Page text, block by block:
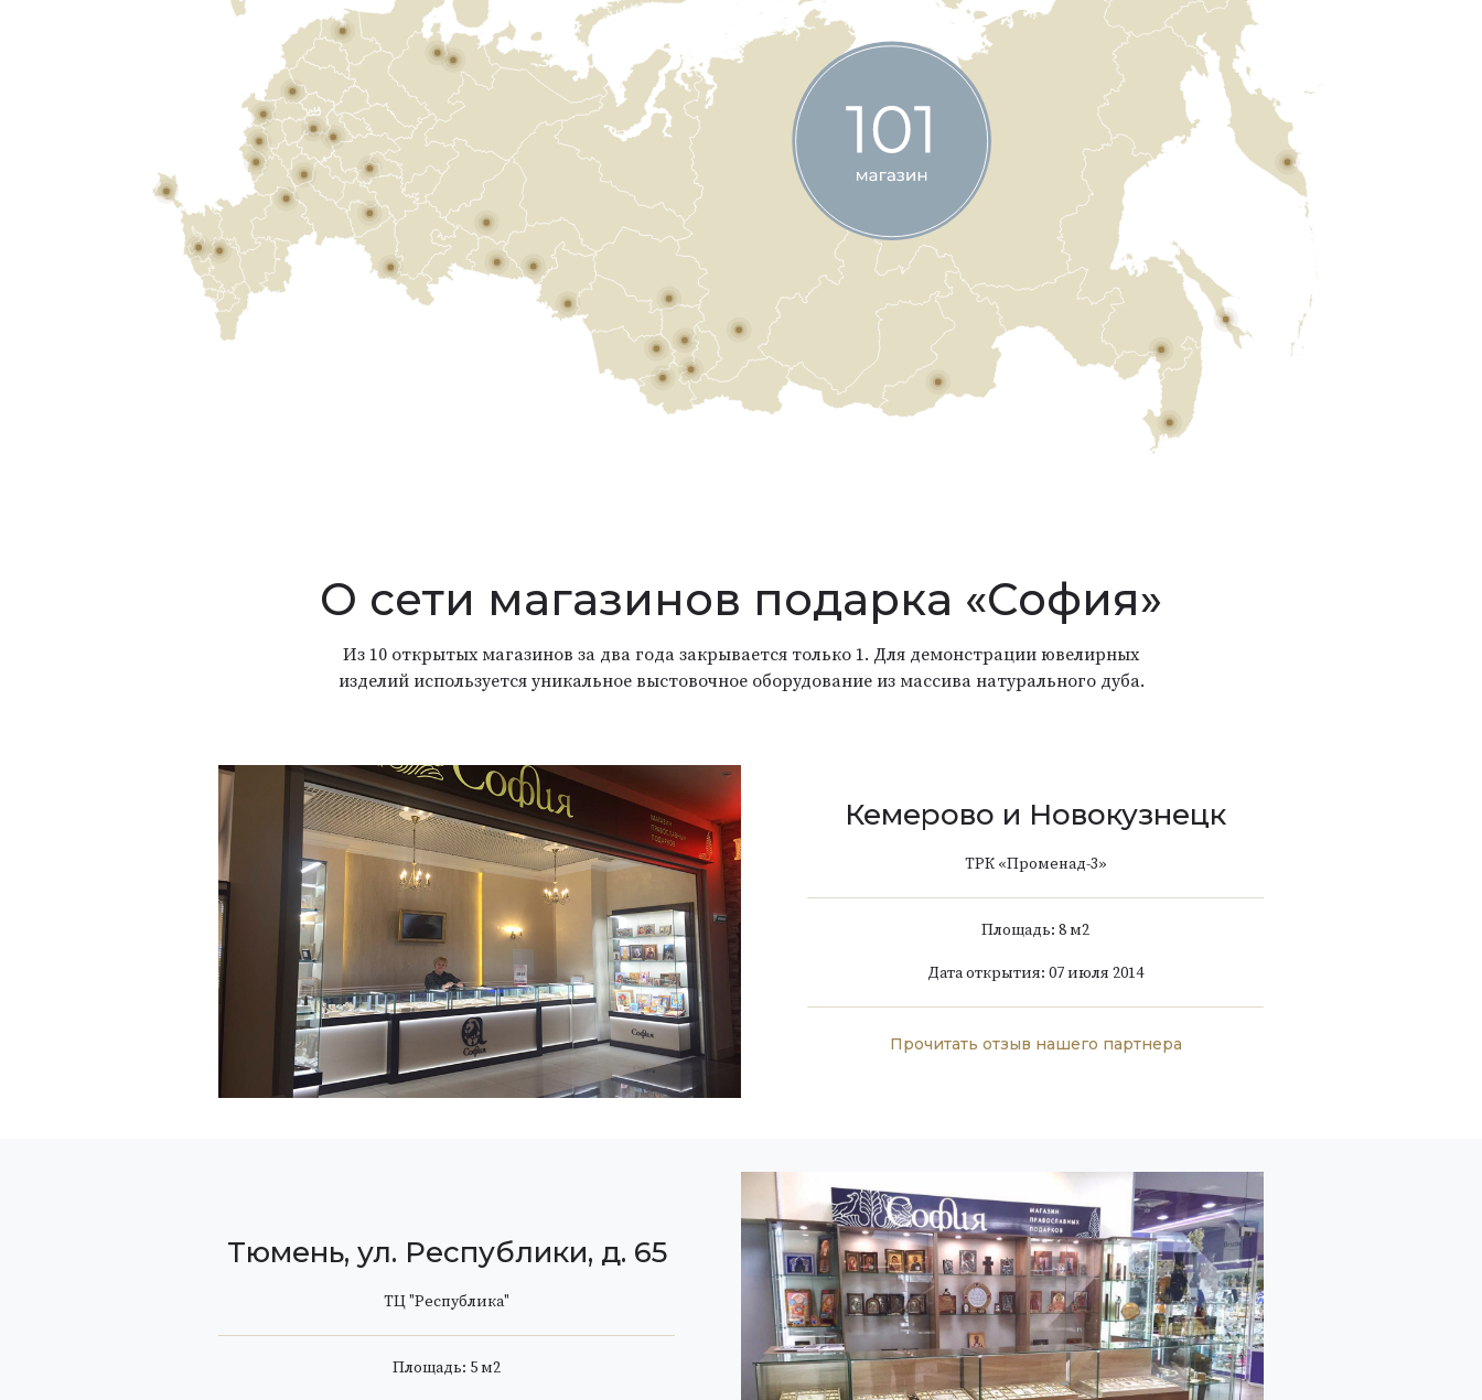
О сети магазинов подарка «София»
Из 10 открытых магазинов за два года закрывается только 1. Для демонстрации ювелирных
изделий используется уникальное выстовочное оборудование из массива натурального дуба.
Кемерово и Новокузнецк
ТРК «Променад-3»
Площадь: 8 м2
Дата открытия: 07 июля 2014
Прочитать отзыв нашего партнера
Тюмень, ул. Республики, д. 65
ТЦ "Республика"
Площадь: 5 м2